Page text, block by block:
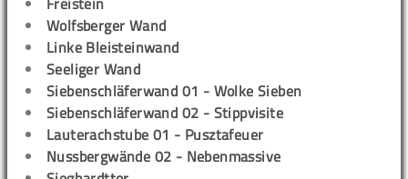
Wolfsberger Wand
Linke Bleisteinwand
Seeliger Wand
Siebenschläferwand 01 - Wolke Sieben
Siebenschläferwand 02 - Stippvisite
Lauterachstube 01 - Pusztafeuer
Nussbergwände 02 - Nebenmassive